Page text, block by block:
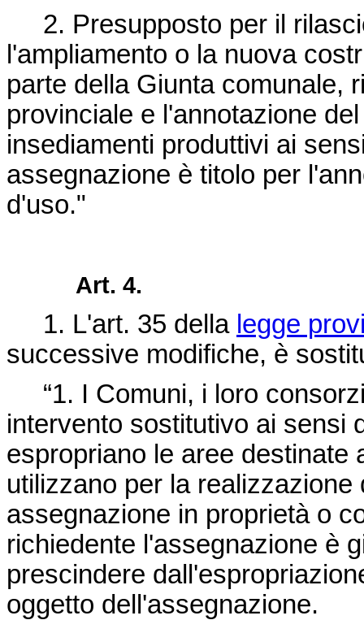
2. Presupposto per il
l'ampliamento o la nuova
parte della Giunta comunale,
provinciale e l'annotazione
insediamenti produttivi ai
assegnazione è titolo per
d'uso."
Art. 4.
1. L'art. 35 della legge
successive modifiche, è
“1. I Comuni, i loro
intervento sostitutivo ai sensi
espropriano le aree destinate
utilizzano per la
assegnazione in proprietà o
richiedente l'assegnazione è
prescindere
oggetto dell'assegnazione.